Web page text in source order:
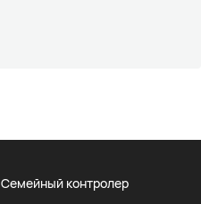
Семейный контролер